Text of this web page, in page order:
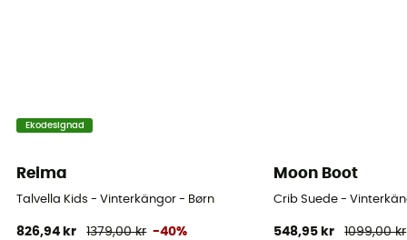
Ekodesignad
Reima
Talvella Kids - Vinterkängor - Børn
826,94 kr 1379,00 kr -40%
Moon Boot
Crib Suede -
548,95 kr 1099,00 kr